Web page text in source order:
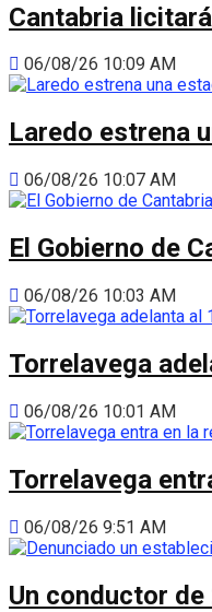
Cantabria
06/08/26 10:09 AM
Laredo estrena
06/08/26 10:07 AM
El Gobierno de
06/08/26 10:03 AM
Torrelavega
06/08/26 10:01 AM
Torrelavega
06/08/26 9:51 AM
Un conductor